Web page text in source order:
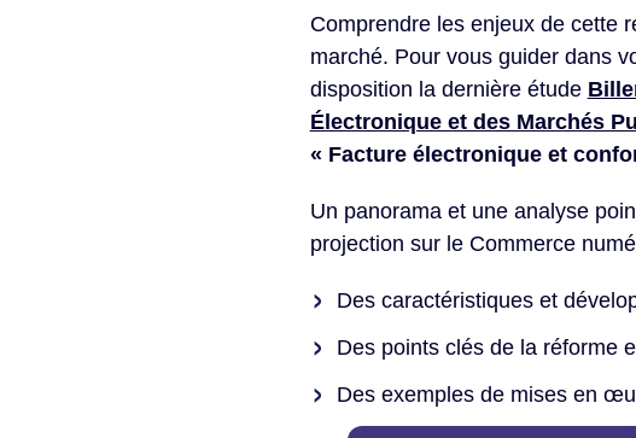
Comprendre les enjeux de cette
marché. Pour vous guider dans
disposition la dernière étude
Électronique et des Marchés
« Facture électronique et
Un panorama et une analyse
projection sur le Commerce
Des caractéristiques et
Des points clés de la réforme
Des exemples de mises en